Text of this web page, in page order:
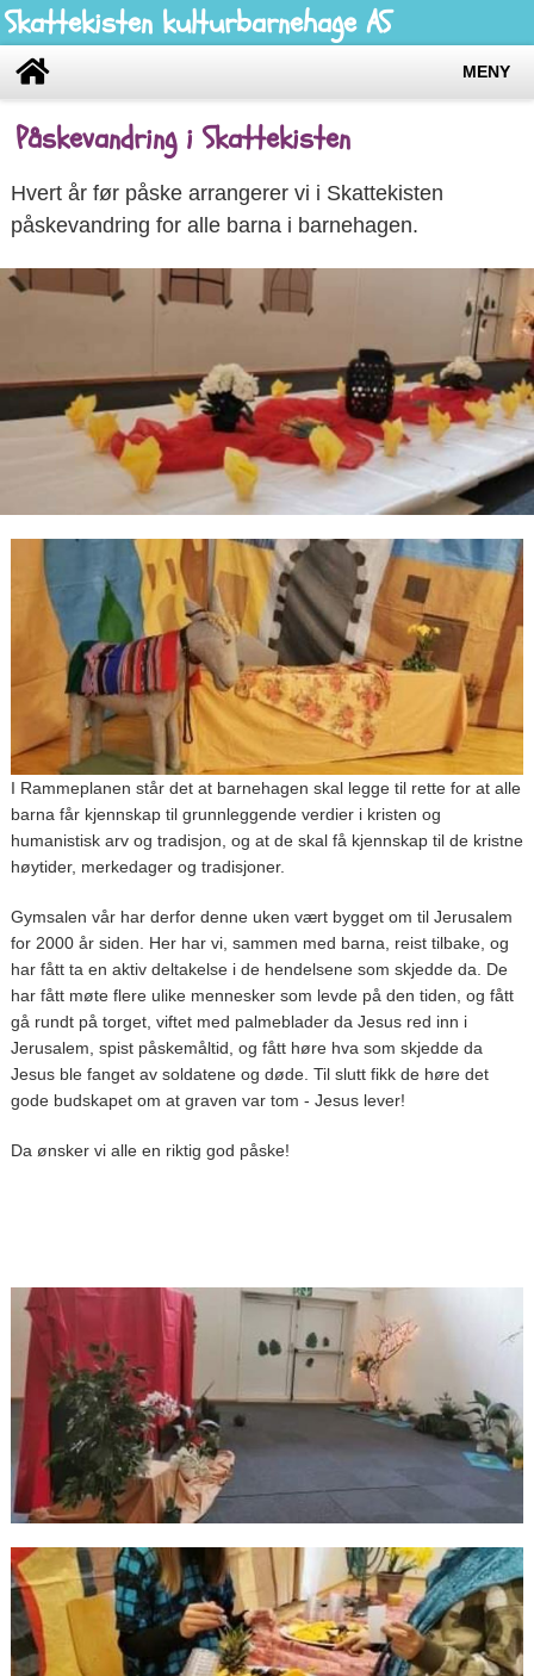
Skattekisten kulturbarnehage AS
MENY
Påskevandring i Skattekisten
Hvert år før påske arrangerer vi i Skattekisten
påskevandring for alle barna i barnehagen.
I Rammeplanen står det at barnehagen skal legge til rette for at alle
barna får kjennskap til grunnleggende verdier i kristen og
humanistisk arv og tradisjon, og at de skal få kjennskap til de kristne
høytider, merkedager og tradisjoner.
Gymsalen vår har derfor denne uken vært bygget om til Jerusalem
for 2000 år siden. Her har vi, sammen med barna, reist tilbake, og
har fått ta en aktiv deltakelse i de hendelsene som skjedde da. De
har fått møte flere ulike mennesker som levde på den tiden, og fått
gå rundt på torget, viftet med palmeblader da Jesus red inn i
Jerusalem, spist påskemåltid, og fått høre hva som skjedde da
Jesus ble fanget av soldatene og døde. Til slutt fikk de høre det
gode budskapet om at graven var tom - Jesus lever!
Da ønsker vi alle en riktig god påske!